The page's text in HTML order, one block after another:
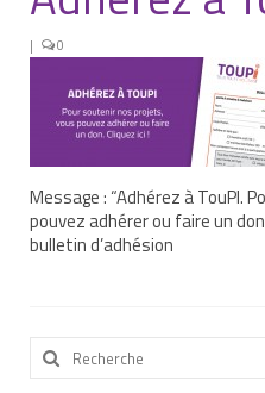
Nous connaître
Notre histoire
Nos missions et nos
Notre équipe
Nous contacter
Nos livres adaptés
| 0
Message : “Adhérez à TouPI.
pouvez adhérer ou faire un
bulletin d’adhésion
Rechercher
: